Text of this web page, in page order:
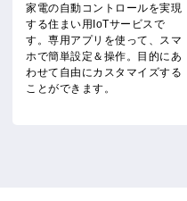
家電の自動コントロールを実現
する住まい用IoTサービスで
す。専用アプリを使って、スマ
ホで簡単設定＆操作。目的にあ
わせて自由にカスタマイズする
ことができます。